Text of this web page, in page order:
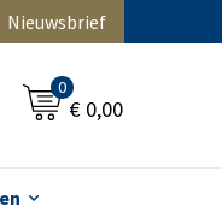
Nieuwsbrief
0
€ 0,00